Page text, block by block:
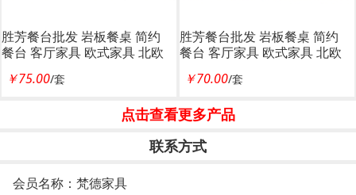
胜芳餐台批发 岩板餐桌 简约
餐台 客厅家具 欧式家具 北欧
￥75.00/套
胜芳餐台批发 岩板餐桌 简约
餐台 客厅家具 欧式家具 北欧
￥70.00/套
点击查看更多产品
联系方式
会员名称：梵德家具